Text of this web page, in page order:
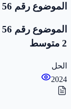
الموضوع رقم 56
2 متوسط
الحل
2024